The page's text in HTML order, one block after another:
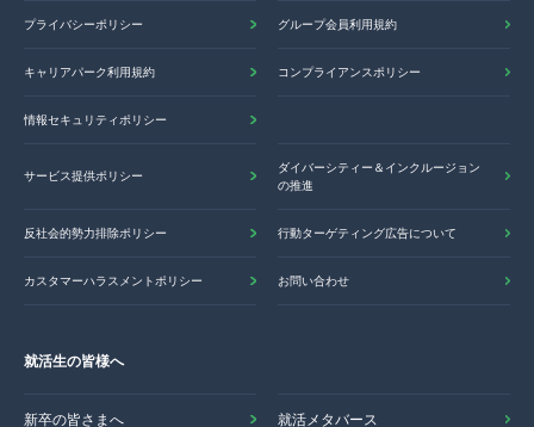
プライバシーポリシー グループ会員利用規約
キャリアパーク利用規約 コンプライアンスポリシー
情報セキュリティポリシー
サービス提供ポリシー
ダイバーシティー＆インクルージョン
の推進
反社会的勢力排除ポリシー 行動ターゲティング広告について
カスタマーハラスメントポリシー お問い合わせ
就活生の皆様へ
新卒の皆さまへ 就活メタバース